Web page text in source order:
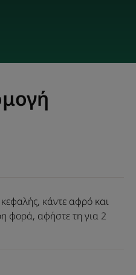
κάντε αφρό και
φορά, αφήστε τη για 2